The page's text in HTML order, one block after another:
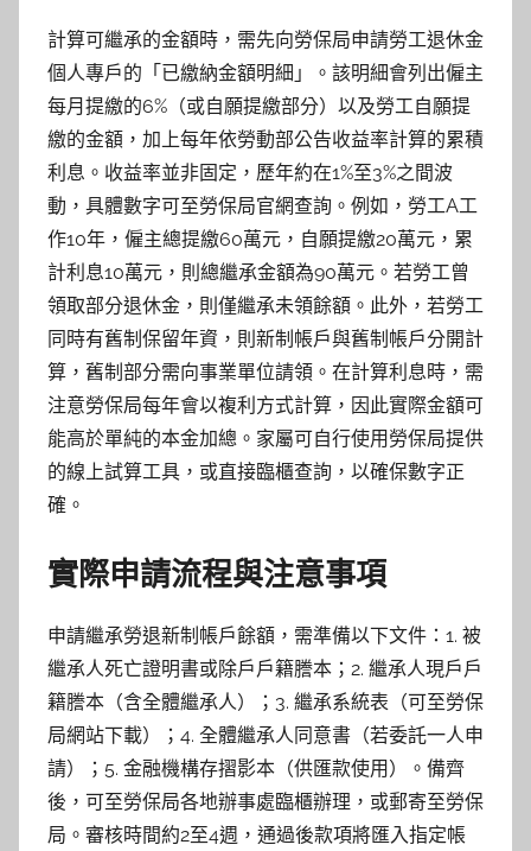
計算可繼承的金額時，需先向勞保局申請勞工退休金
個人專戶的「已繳納金額明細」。該明細會列出僱主
每月提繳的6%（或自願提繳部分）以及勞工自願提
繳的金額，加上每年依勞動部公告收益率計算的累積
利息。收益率並非固定，歷年約在1%至3%之間波
動，具體數字可至勞保局官網查詢。例如，勞工A工
作10年，僱主總提繳60萬元，自願提繳20萬元，累
計利息10萬元，則總繼承金額為90萬元。若勞工曾
領取部分退休金，則僅繼承未領餘額。此外，若勞工
同時有舊制保留年資，則新制帳戶與舊制帳戶分開計
算，舊制部分需向事業單位請領。在計算利息時，需
注意勞保局每年會以複利方式計算，因此實際金額可
能高於單純的本金加總。家屬可自行使用勞保局提供
的線上試算工具，或直接臨櫃查詢，以確保數字正
確。
實際申請流程與注意事項
申請繼承勞退新制帳戶餘額，需準備以下文件：1. 被
繼承人死亡證明書或除戶戶籍謄本；2. 繼承人現戶戶
籍謄本（含全體繼承人）；3. 繼承系統表（可至勞保
局網站下載）；4. 全體繼承人同意書（若委託一人申
請）；5. 金融機構存摺影本（供匯款使用）。備齊
後，可至勞保局各地辦事處臨櫃辦理，或郵寄至勞保
局。審核時間約2至4週，通過後款項將匯入指定帳